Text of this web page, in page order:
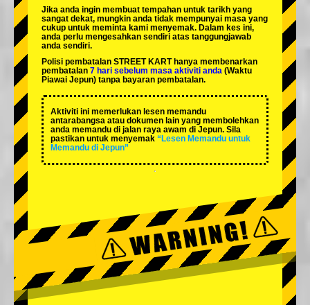
Jika anda ingin membuat tempahan untuk tarikh yang
sangat dekat, mungkin anda tidak mempunyai masa yang
cukup untuk meminta kami menyemak. Dalam kes ini,
anda perlu mengesahkan sendiri atas tanggungjawab
anda sendiri.
Polisi pembatalan STREET KART hanya membenarkan
pembatalan 7 hari sebelum masa aktiviti anda (Waktu
Piawai Jepun) tanpa bayaran pembatalan.
Aktiviti ini memerlukan lesen memandu
antarabangsa atau dokumen lain yang membolehkan
anda memandu di jalan raya awam di Jepun. Sila
pastikan untuk menyemak “Lesen Memandu untuk
Memandu di Jepun”